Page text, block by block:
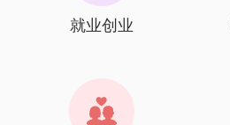
就业创业